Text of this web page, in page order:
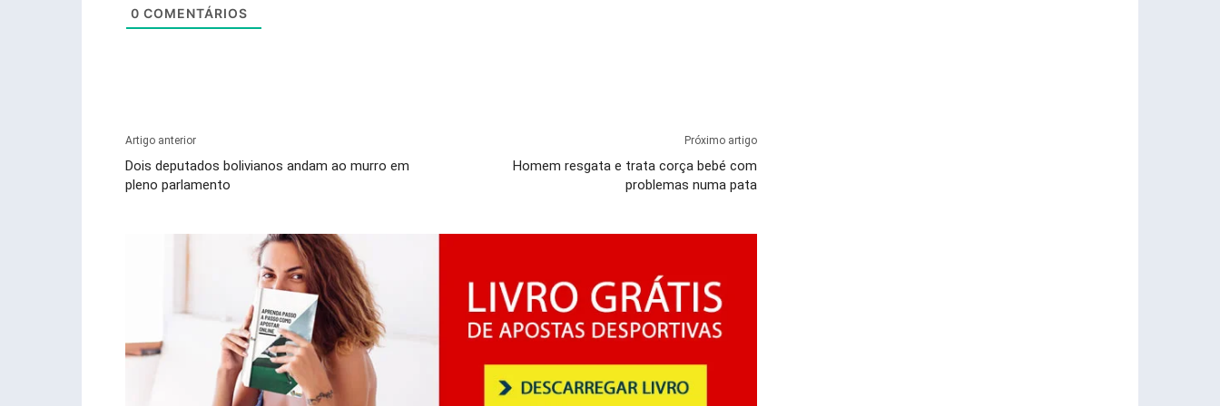
0 COMENTÁRIOS
Artigo anterior
Dois deputados bolivianos andam ao murro em
pleno parlamento
Próximo artigo
Homem resgata e trata corça bebé com
problemas numa pata